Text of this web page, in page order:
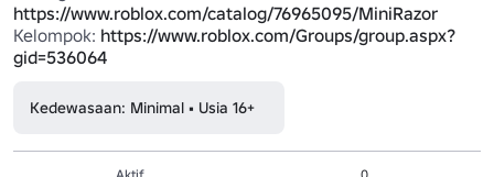
https://www.roblox.com/catalog/76965095/MiniRazor
Kelompok: https://www.roblox.com/Groups/group.aspx?
gid=536064
Kedewasaan: Minimal • Usia 16+
Aktif
0